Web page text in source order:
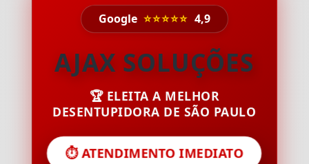
Google ⭐⭐⭐⭐⭐ 4,9
AJAX SOLUÇÕES
🏆 ELEITA A MELHOR
DESENTUPIDORA DE SÃO PAULO
⏱️ ATENDIMENTO IMEDIATO